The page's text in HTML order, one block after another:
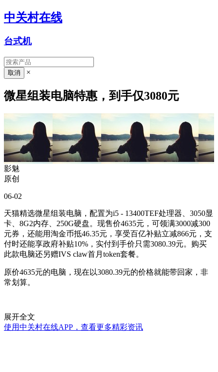
中关村在线
台式机
×
微星组装电脑特惠，到手仅3080元
影魅
原创
06-02
天猫精选微星组装电脑，配置为i5 - 13400TEF处理器、3050显
卡、8G2内存、250G硬盘。现售价4635元，可领满3000减300
元券，还能用淘金币抵46.35元，享受百亿补贴立减866元，支
付时还能享政府补贴10%，实付到手价只需3080.39元。购买
此款电脑还另赠IVS claw首月token套餐。
原价4635元的电脑，现在以3080.39元的价格就能带回家，非
常划算。
展开全文
使用中关村在线APP，查看更多精彩资讯